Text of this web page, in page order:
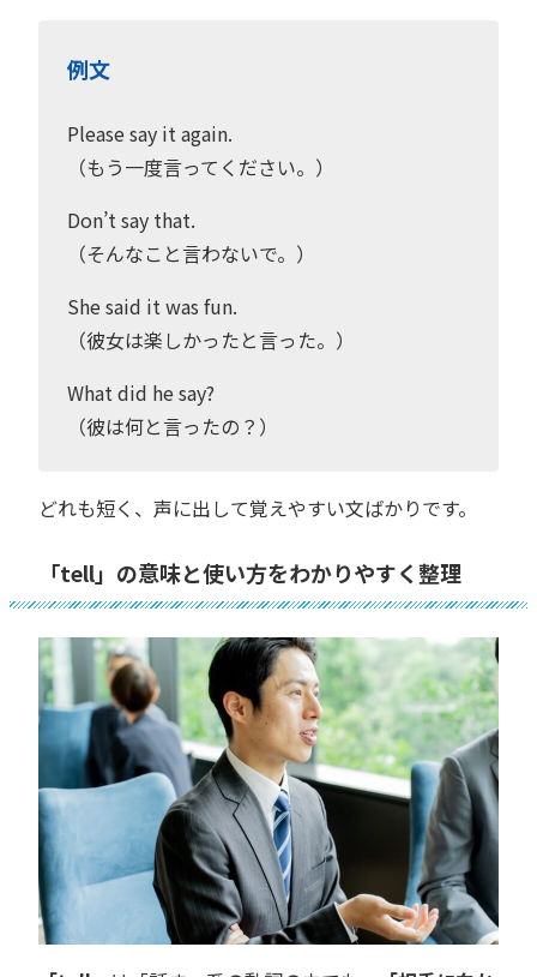
例文
Please say it again.
（もう一度言ってください。）
Don’t say that.
（そんなこと言わないで。）
She said it was fun.
（彼女は楽しかったと言った。）
What did he say?
（彼は何と言ったの？）
どれも短く、声に出して覚えやすい文ばかりです。
「tell」の意味と使い方をわかりやすく整理